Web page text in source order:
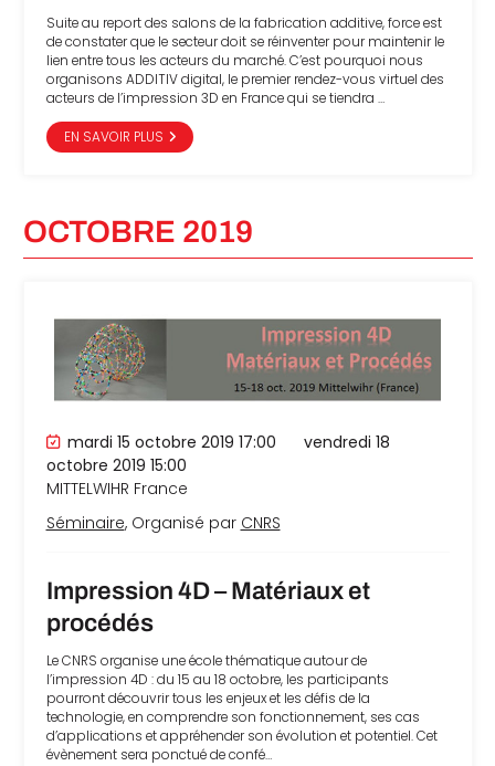
Suite au report des salons de la fabrication additive, force est
de constater que le secteur doit se réinventer pour maintenir le
lien entre tous les acteurs du marché. C’est pourquoi nous
organisons ADDITIV digital, le premier rendez-vous virtuel des
acteurs de l’impression 3D en France qui se tiendra …
EN SAVOIR PLUS
OCTOBRE 2019
mardi 15 octobre 2019 17:00
vendredi 18
octobre 2019 15:00
MITTELWIHR France
Séminaire, Organisé par CNRS
Impression 4D – Matériaux et
procédés
Le CNRS organise une école thématique autour de
l’impression 4D : du 15 au 18 octobre, les participants
pourront découvrir tous les enjeux et les défis de la
technologie, en comprendre son fonctionnement, ses cas
d’applications et appréhender son évolution et potentiel. Cet
évènement sera ponctué de confé…